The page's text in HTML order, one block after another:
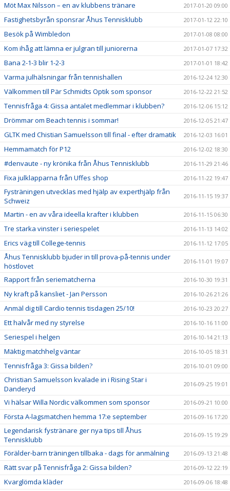
Möt Max Nilsson – en av klubbens tränare 2017-01-20 09:00
Fastighetsbyrån sponsrar Åhus Tennisklubb 2017-01-12 22:10
Besök på Wimbledon 2017-01-08 08:00
Kom ihåg att lämna er julgran till juniorerna 2017-01-07 17:32
Bana 2-1-3 blir 1-2-3 2017-01-01 18:42
Varma julhälsningar från tennishallen 2016-12-24 12:30
Välkommen till Pär Schmidts Optik som sponsor 2016-12-22 21:52
Tennisfråga 4: Gissa antalet medlemmar i klubben? 2016-12-06 15:12
Drömmar om Beach tennis i sommar! 2016-12-05 21:47
GLTK med Chistian Samuelsson till final - efter dramatik 2016-12-03 16:01
Hemmamatch för P12 2016-12-02 18:30
#denvaute - ny krönika från Åhus Tennisklubb 2016-11-29 21:46
Fixa julklapparna från Uffes shop 2016-11-22 19:47
Fysträningen utvecklas med hjälp av experthjälp från
Schweiz
2016-11-15 19:37
Martin - en av våra ideella krafter i klubben 2016-11-15 06:30
Tre starka vinster i seriespelet 2016-11-13 14:02
Erics väg till College-tennis 2016-11-12 17:05
Åhus Tennisklubb bjuder in till prova-på-tennis under
höstlovet
2016-11-01 19:07
Rapport från seriematcherna 2016-10-30 19:31
Ny kraft på kansliet - Jan Persson 2016-10-26 21:26
Anmäl dig till Cardio tennis tisdagen 25/10! 2016-10-23 20:27
Ett halvår med ny styrelse 2016-10-16 11:00
Seriespel i helgen 2016-10-14 21:13
Mäktig matchhelg väntar 2016-10-05 18:31
Tennisfråga 3: Gissa bilden? 2016-10-01 09:00
Christian Samuelsson kvalade in i Rising Star i
Danderyd
2016-09-25 19:01
Vi hälsar Willa Nordic välkommen som sponsor 2016-09-21 10:00
Första A-lagsmatchen hemma 17:e september 2016-09-16 17:20
Legendarisk fystränare ger nya tips till Åhus
Tennisklubb
2016-09-15 19:29
Förälder-barn träningen tillbaka - dags för anmälning 2016-09-13 21:48
Rätt svar på Tennisfråga 2: Gissa bilden? 2016-09-12 22:19
Kvarglömda kläder 2016-09-06 18:48